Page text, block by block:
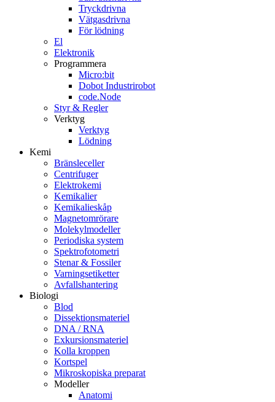
Tryckdrivna
Vätgasdrivna
För lödning
El
Elektronik
Programmera
Micro:bit
Dobot Industrirobot
code.Node
Styr & Regler
Verktyg
Verktyg
Lödning
Kemi
Bränsleceller
Centrifuger
Elektrokemi
Kemikalier
Kemikalieskåp
Magnetomrörare
Molekylmodeller
Periodiska system
Spektrofotometri
Stenar & Fossiler
Varningsetiketter
Avfallshantering
Biologi
Blod
Dissektionsmateriel
DNA / RNA
Exkursionsmateriel
Kolla kroppen
Kortspel
Mikroskopiska preparat
Modeller
Anatomi